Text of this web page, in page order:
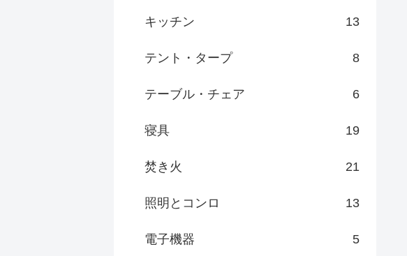
キッチン 13
テント・タープ 8
テーブル・チェア 6
寝具 19
焚き火 21
照明とコンロ 13
電子機器 5